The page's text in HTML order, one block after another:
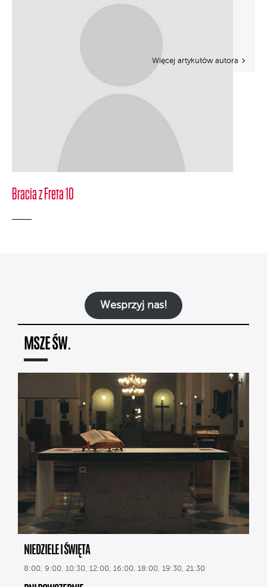
Bracia z Freta 10
Więcej artykułów autora
Wesprzyj nas!
MSZE ŚW.
NIEDZIELE I ŚWIĘTA
8:00, 9:00, 10:30, 12:00, 16:00, 18:00, 19:30, 21:30